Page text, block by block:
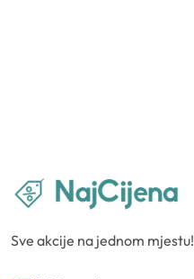
Sve akcije na jednom mjestu!